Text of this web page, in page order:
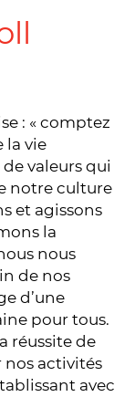
: « comptez
la vie
valeurs qui
notre culture
et agissons
la
nous
de nos
d’une
pour tous.
réussite de
nos activités
avec